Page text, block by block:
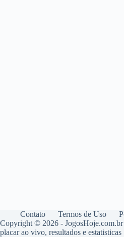
Contato Termos de Uso
Copyright © 2026 - JogosHoje.com.br
placar ao vivo, resultados e estatisticas